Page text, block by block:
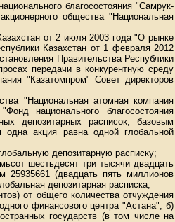
благосостояния "Самрук-
общества "Национальная
от 2 июля 2003 года "О рынке
Казахстан от 1 февраля 2012
Правительства Республики
передачи в конкурентную среду
"Казатомпром" Совет директоров
"Национальная атомная компания
национального благосостояния
депозитарных расписок, базовым
одна акция равна одной глобальной
депозитарную расписку;
шестьдесят три тысячи двадцать
25935661 (двадцать пять миллионов
депозитарная расписка;
от общего количества отчуждения
финансового центра "Астана", б)
государств (в том числе на